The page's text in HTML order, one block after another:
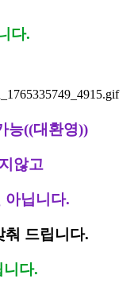
다.
능((대환영))
않고
아닙니다.
춰 드립니다.
니다.